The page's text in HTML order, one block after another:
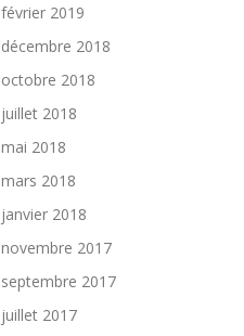
février 2019
décembre 2018
octobre 2018
juillet 2018
mai 2018
mars 2018
janvier 2018
novembre 2017
septembre 2017
juillet 2017